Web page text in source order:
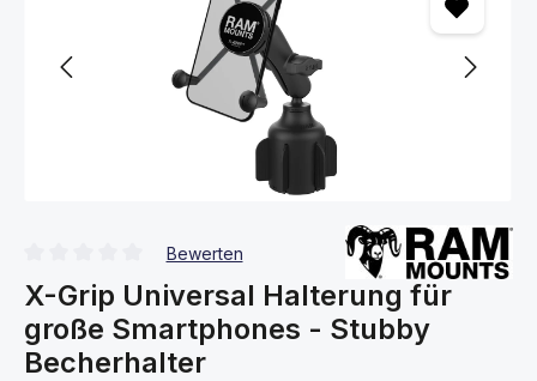
Durchschnittliche Bewertung von 0 von 5 Sternen
Bewerten
X-Grip Universal Halterung für
große Smartphones - Stubby
Becherhalter